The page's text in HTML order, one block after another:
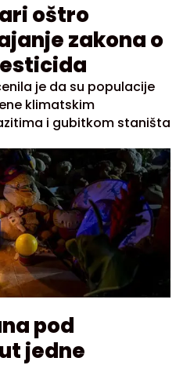
oštro
zakona o
je da su populacije
klimatskim
i gubitkom staništa
pod
jedne